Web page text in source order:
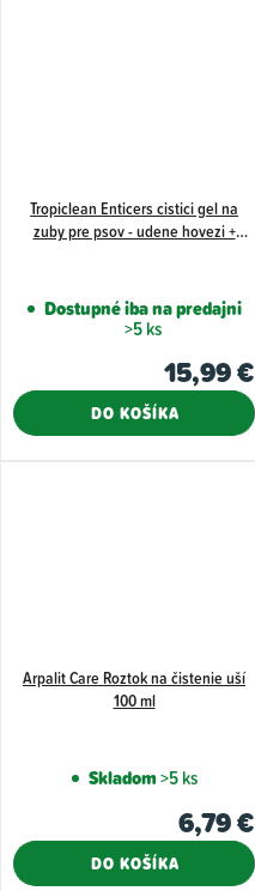
Tropiclean Enticers cistici gel na
zuby pre psov - udene hovezi +
Dostupné iba na predajni
>5 ks
15,99 €
DO KOŠÍKA
Arpalit Care Roztok na čistenie uší
100 ml
Skladom>5 ks
6,79 €
DO KOŠÍKA